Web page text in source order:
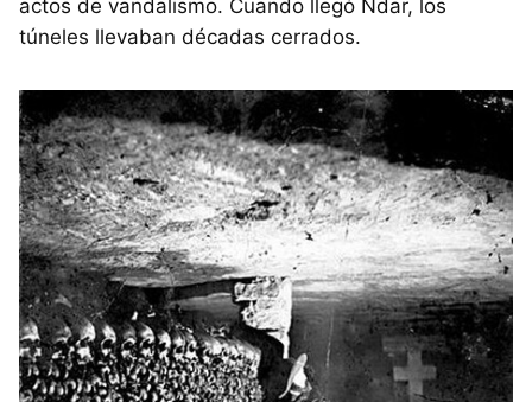
actos de vandalismo. Cuando llegó Ndar, los
túneles llevaban décadas cerrados.